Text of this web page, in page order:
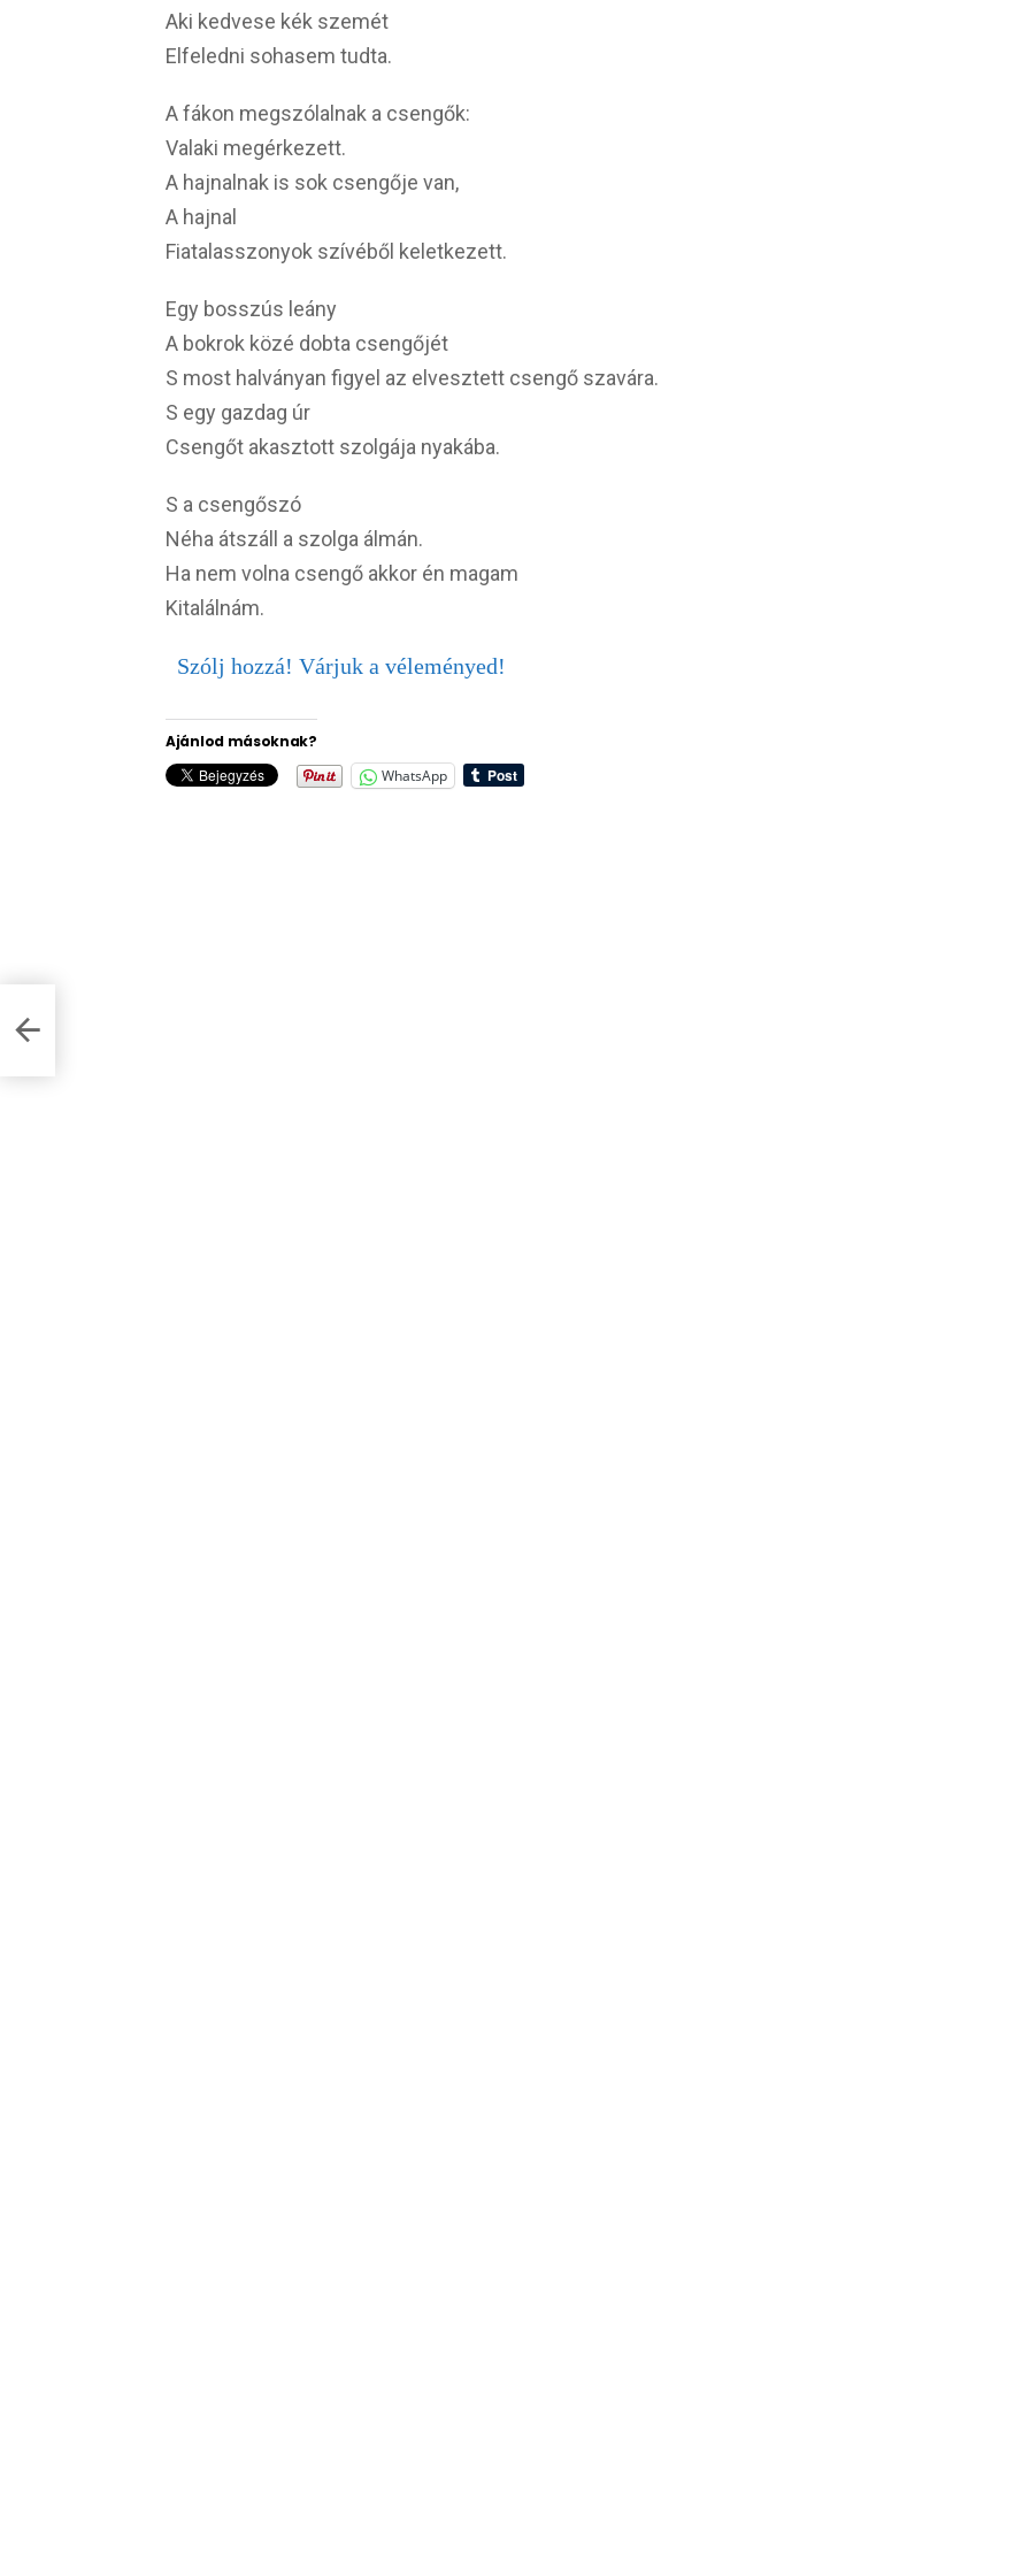
Aki kedvese kék szemét
Elfeledni sohasem tudta.
A fákon megszólalnak a csengők:
Valaki megérkezett.
A hajnalnak is sok csengője van,
A hajnal
Fiatalasszonyok szívéből keletkezett.
Egy bosszús leány
A bokrok közé dobta csengőjét
S most halványan figyel az elvesztett csengő szavára.
S egy gazdag úr
Csengőt akasztott szolgája nyakába.
S a csengőszó
Néha átszáll a szolga álmán.
Ha nem volna csengő akkor én magam
Kitalálnám.
Szólj hozzá! Várjuk a véleményed!
Ajánlod másoknak?
WhatsApp